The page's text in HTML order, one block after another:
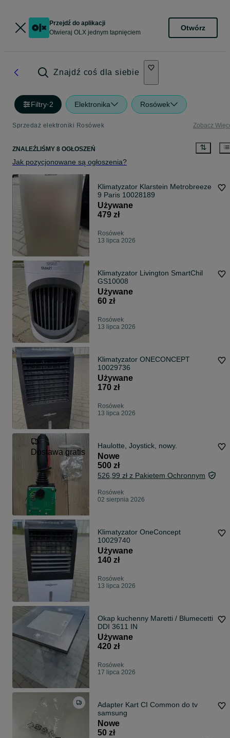
Przejdź do aplikacji
Otwieraj OLX jednym tapnięciem
Otwórz
Znajdź coś dla siebie
Filtry·2 Elektronika Rosówek
Sprzedaż elektroniki Rosówek Zobacz
ZNALEŹLIŚMY 8 OGŁOSZEŃ
Jak pozycjonowane są ogłoszenia?
Klimatyzator Klarstein Metrobreeze
9 Paris 10028189
Używane
479 zł
Rosówek
13 lipca 2026
Klimatyzator Livington SmartChil
GS10008
Używane
60 zł
Rosówek
13 lipca 2026
Klimatyzator ONECONCEPT
10029736
Używane
170 zł
Rosówek
13 lipca 2026
Dostawa gratis
Haulotte, Joystick, nowy.
Nowe
500 zł
526,99 zł z Pakietem Ochronnym
Rosówek
02 sierpnia 2026
Klimatyzator OneConcept
10029740
Używane
140 zł
Rosówek
13 lipca 2026
Okap kuchenny Maretti / Blumecetti
DDI 3611 IN
Używane
420 zł
Rosówek
17 lipca 2026
Adapter Kart CI Common do tv
samsung
Nowe
50 zł